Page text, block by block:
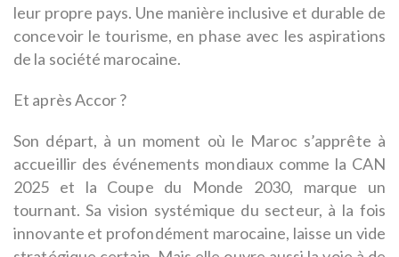
leur propre pays. Une manière inclusive et durable de
concevoir le tourisme, en phase avec les aspirations
de la société marocaine.
Et après Accor ?
Son départ, à un moment où le Maroc s’apprête à
accueillir des événements mondiaux comme la CAN
2025 et la Coupe du Monde 2030, marque un
tournant. Sa vision systémique du secteur, à la fois
innovante et profondément marocaine, laisse un vide